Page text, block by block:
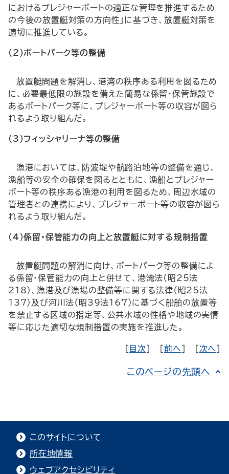
におけるプレジャーボートの適正な管理を推進するため
の今後の放置艇対策の方向性」に基づき、放置艇対策を
適切に推進している。
(2)ボートパーク等の整備
放置艇問題を解消し、港湾の秩序ある利用を図るため
に、必要最低限の施設を備えた簡易な係留・保管施設で
あるボートパーク等に、プレジャーボート等の収容が図ら
れるよう取り組んだ。
(3)フィッシャリーナ等の整備
漁港においては、防波堤や航路泊地等の整備を通じ、
漁船等の安全の確保を図るとともに、漁船とプレジャー
ボート等の秩序ある漁港の利用を図るため、周辺水域の
管理者との連携により、プレジャーボート等の収容が図ら
れるよう取り組んだ。
(4)係留・保管能力の向上と放置艇に対する規制措置
放置艇問題の解消に向け、ボートパーク等の整備によ
る係留・保管能力の向上と併せて、港湾法（昭25法
218）、漁港及び漁場の整備等に関する法律（昭25法
137）及び河川法（昭39法167）に基づく船舶の放置等
を禁止する区域の指定等、公共水域の性格や地域の実情
等に応じた適切な規制措置の実施を推進した。
目次 前へ 次へ
このページの先頭へ
このサイトについて
所在地情報
ウェブアクセシビリティ